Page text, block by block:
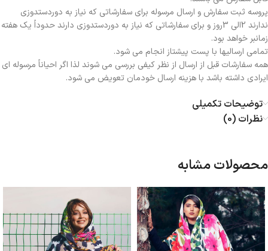
پروسه ثبت سفارش و ارسال مرسوله برای سفارشاتی که نیاز به دوردستدوزی
ندارند 2الی 3روز و برای سفارشاتی که نیاز به دوردستدوزی دارند حدوداً یک هفته
زمانبر خواهد بود.
تمامی ارسالیها با پست پیشتاز انجام می شود.
همه سفارشات قبل از ارسال از نظر کیفی بررسی می شوند لذا اگر احیاناً مرسوله ای
ایرادی داشته باشد با هزینه ارسال خودمان تعویض می شود.
توضیحات تکمیلی
نظرات (0)
محصولات مشابه